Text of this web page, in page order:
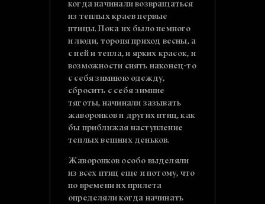
когда начинали возвращаться
из теплых краев первые
птицы. Пока их было немного
и люди, торопя приход весны, а
с ней и тепла, и ярких красок, и
возможности снять наконец-то
с себя зимнюю одежду,
сбросить с себя зимние
тяготы, начинали зазывать
жаворонков и других птиц, как
бы приближая наступление
теплых вешних деньков.
Жаворонков особо выделяли
из всех птиц еще и потому, что
по времени их прилета
определяли когда начинать